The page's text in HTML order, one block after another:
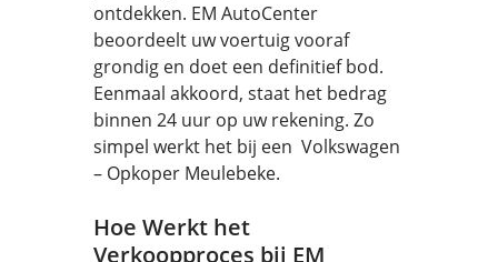
ontdekken. EM AutoCenter
beoordeelt uw voertuig vooraf
grondig en doet een definitief bod.
Eenmaal akkoord, staat het bedrag
binnen 24 uur op uw rekening. Zo
simpel werkt het bij een Volkswagen
– Opkoper Meulebeke.
Hoe Werkt het
Verkoopproces bij EM